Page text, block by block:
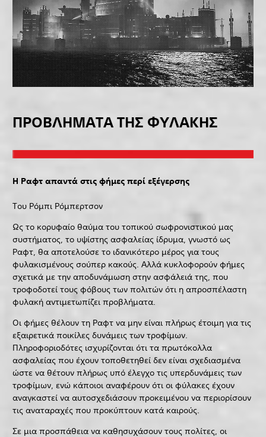
ΠΡΟΒΛΗΜΑΤΑ ΤΗΣ ΦΥΛΑΚΗΣ
Η Ραφτ απαντά στις φήμες περί εξέγερσης
Του Ρόμπι Ρόμπερτσον
Ως το κορυφαίο θαύμα του τοπικού σωφρονιστικού μας
συστήματος, το υψίστης ασφαλείας ίδρυμα, γνωστό ως
Ραφτ, θα αποτελούσε το ιδανικότερο μέρος για τους
φυλακισμένους σούπερ κακούς. Αλλά κυκλοφορούν φήμες
σχετικά με την αποδυνάμωση στην ασφάλειά της, που
τροφοδοτεί τους φόβους των πολιτών ότι η απροσπέλαστη
φυλακή αντιμετωπίζει προβλήματα.
Οι φήμες θέλουν τη Ραφτ να μην είναι πλήρως έτοιμη για τις
εξαιρετικά ποικίλες δυνάμεις των τροφίμων.
Πληροφοριοδότες ισχυρίζονται ότι τα πρωτόκολλα
ασφαλείας που έχουν τοποθετηθεί δεν είναι σχεδιασμένα
ώστε να θέτουν πλήρως υπό έλεγχο τις υπερδυνάμεις των
τροφίμων, ενώ κάποιοι αναφέρουν ότι οι φύλακες έχουν
αναγκαστεί να αυτοσχεδιάσουν προκειμένου να περιορίσουν
τις αναταραχές που προκύπτουν κατά καιρούς.
Σε μια προσπάθεια να καθησυχάσουν τους πολίτες, οι